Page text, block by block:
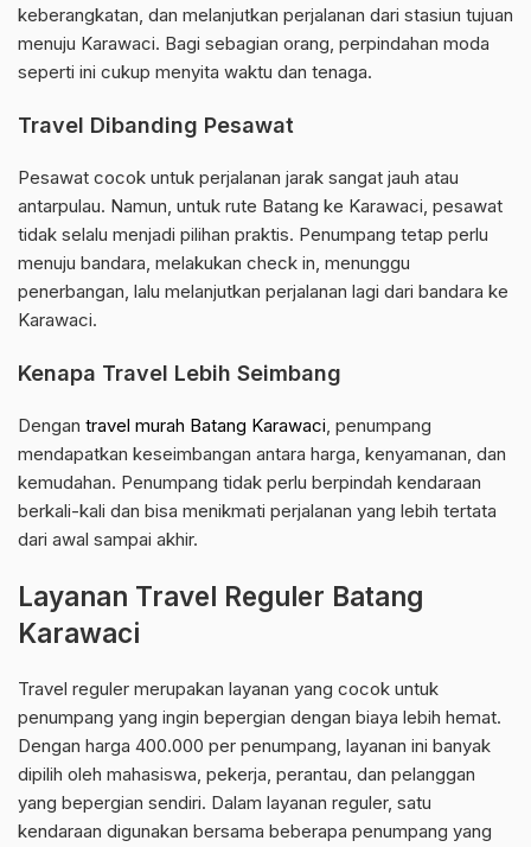
keberangkatan, dan melanjutkan perjalanan dari stasiun tujuan
menuju Karawaci. Bagi sebagian orang, perpindahan moda
seperti ini cukup menyita waktu dan tenaga.
Travel Dibanding Pesawat
Pesawat cocok untuk perjalanan jarak sangat jauh atau
antarpulau. Namun, untuk rute Batang ke Karawaci, pesawat
tidak selalu menjadi pilihan praktis. Penumpang tetap perlu
menuju bandara, melakukan check in, menunggu
penerbangan, lalu melanjutkan perjalanan lagi dari bandara ke
Karawaci.
Kenapa Travel Lebih Seimbang
Dengan travel murah Batang Karawaci, penumpang
mendapatkan keseimbangan antara harga, kenyamanan, dan
kemudahan. Penumpang tidak perlu berpindah kendaraan
berkali-kali dan bisa menikmati perjalanan yang lebih tertata
dari awal sampai akhir.
Layanan Travel Reguler Batang
Karawaci
Travel reguler merupakan layanan yang cocok untuk
penumpang yang ingin bepergian dengan biaya lebih hemat.
Dengan harga 400.000 per penumpang, layanan ini banyak
dipilih oleh mahasiswa, pekerja, perantau, dan pelanggan
yang bepergian sendiri. Dalam layanan reguler, satu
kendaraan digunakan bersama beberapa penumpang yang